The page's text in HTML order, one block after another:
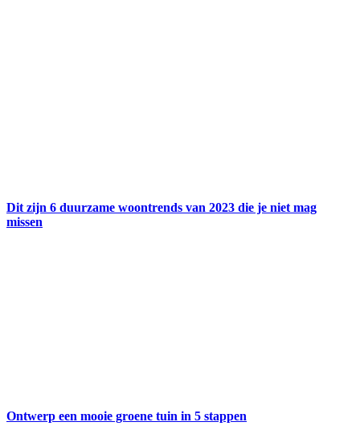
Dit zijn 6 duurzame woontrends van 2023 die je niet mag
missen
Ontwerp een mooie groene tuin in 5 stappen